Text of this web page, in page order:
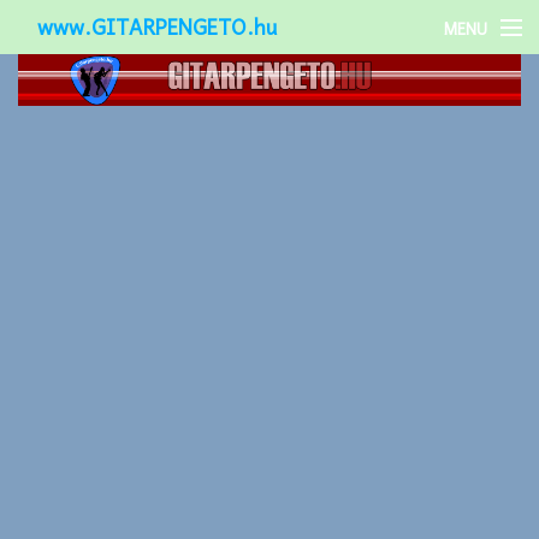
www.GITARPENGETO.hu MENU
Népszerű-